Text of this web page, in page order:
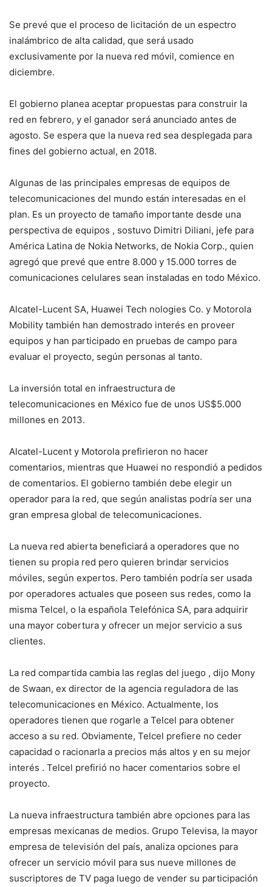
Se prevé que el proceso de licitación de un espectro
inalámbrico de alta calidad, que será usado
exclusivamente por la nueva red móvil, comience en
diciembre.
El gobierno planea aceptar propuestas para construir la
red en febrero, y el ganador será anunciado antes de
agosto. Se espera que la nueva red sea desplegada para
fines del gobierno actual, en 2018.
Algunas de las principales empresas de equipos de
telecomunicaciones del mundo están interesadas en el
plan. Es un proyecto de tamaño importante desde una
perspectiva de equipos , sostuvo Dimitri Diliani, jefe para
América Latina de Nokia Networks, de Nokia Corp., quien
agregó que prevé que entre 8.000 y 15.000 torres de
comunicaciones celulares sean instaladas en todo México.
Alcatel-Lucent SA, Huawei Tech nologies Co. y Motorola
Mobility también han demostrado interés en proveer
equipos y han participado en pruebas de campo para
evaluar el proyecto, según personas al tanto.
La inversión total en infraestructura de
telecomunicaciones en México fue de unos US$5.000
millones en 2013.
Alcatel-Lucent y Motorola prefirieron no hacer
comentarios, mientras que Huawei no respondió a pedidos
de comentarios. El gobierno también debe elegir un
operador para la red, que según analistas podría ser una
gran empresa global de telecomunicaciones.
La nueva red abierta beneficiará a operadores que no
tienen su propia red pero quieren brindar servicios
móviles, según expertos. Pero también podría ser usada
por operadores actuales que poseen sus redes, como la
misma Telcel, o la española Telefónica SA, para adquirir
una mayor cobertura y ofrecer un mejor servicio a sus
clientes.
La red compartida cambia las reglas del juego , dijo Mony
de Swaan, ex director de la agencia reguladora de las
telecomunicaciones en México. Actualmente, los
operadores tienen que rogarle a Telcel para obtener
acceso a su red. Obviamente, Telcel prefiere no ceder
capacidad o racionarla a precios más altos y en su mejor
interés . Telcel prefirió no hacer comentarios sobre el
proyecto.
La nueva infraestructura también abre opciones para las
empresas mexicanas de medios. Grupo Televisa, la mayor
empresa de televisión del país, analiza opciones para
ofrecer un servicio móvil para sus nueve millones de
suscriptores de TV paga luego de vender su participación